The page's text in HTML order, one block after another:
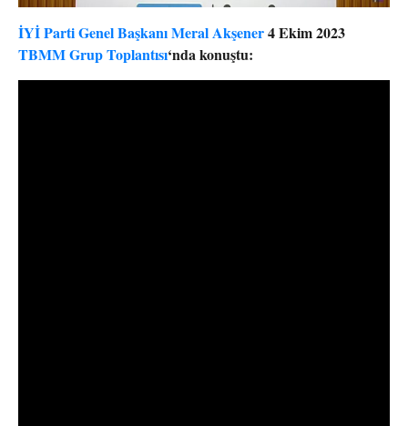
İYİ Parti Genel Başkanı Meral Akşener4 Ekim 2023
TBMM Grup Toplantısı‘nda konuştu: